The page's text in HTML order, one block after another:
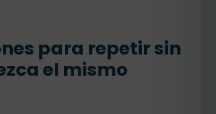
para repetir sin
el mismo